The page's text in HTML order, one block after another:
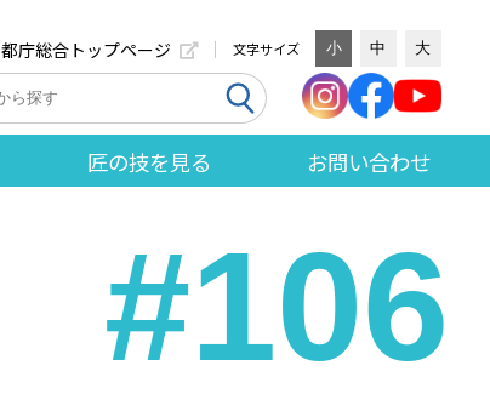
都庁総合トップページ 文字サイズ 小 中 大
匠の技を見る お問い合わせ
#106